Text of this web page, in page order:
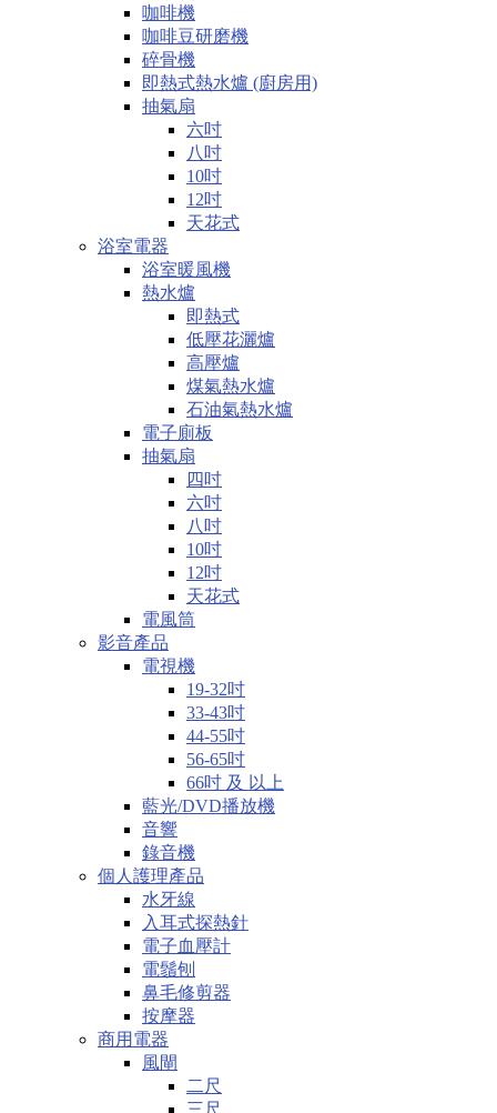
咖啡機
咖啡豆研磨機
碎骨機
即熱式熱水爐 (廚房用)
抽氣扇
六吋
八吋
10吋
12吋
天花式
浴室電器
浴室暖風機
熱水爐
即熱式
低壓花灑爐
高壓爐
煤氣熱水爐
石油氣熱水爐
電子廁板
抽氣扇
四吋
六吋
八吋
10吋
12吋
天花式
電風筒
影音產品
電視機
19-32吋
33-43吋
44-55吋
56-65吋
66吋 及 以上
藍光/DVD播放機
音響
錄音機
個人護理產品
水牙線
入耳式探熱針
電子血壓計
電鬚刨
鼻毛修剪器
按摩器
商用電器
風閘
二尺
三尺